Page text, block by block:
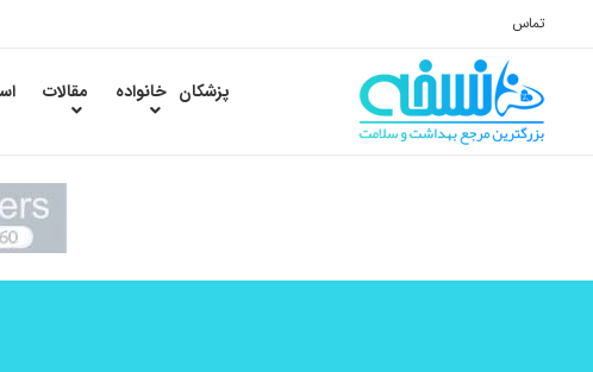
تماس
پزشکان خانواده مقالات